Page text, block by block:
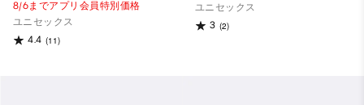
8/6までアプリ会員特別価格
ユニセックス
4.4 (11)
ユニセックス
3 (2)